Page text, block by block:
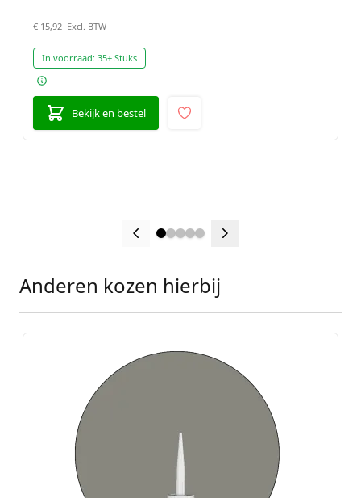
€ 15,92
In voorraad: 35+ Stuks
Bekijk en bestel
Press to skip carousel
Anderen kozen hierbij